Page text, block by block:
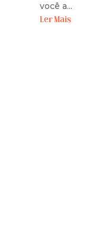
você a...
Ler Mais